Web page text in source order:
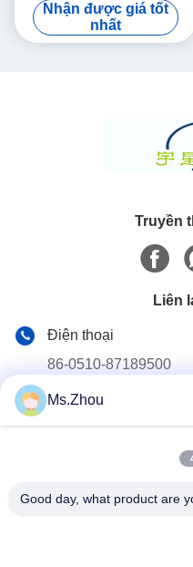
Nhận được giá tốt
nhất
Truyền
Liên
Điện thoại
86-0510-87189500
E-mail
yxhjc@yxhjc.com
Ms.Zhou
Good day, what product are